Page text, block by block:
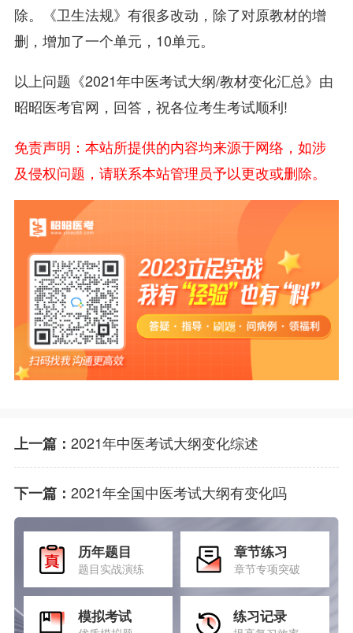
除。《卫生法规》有很多改动，除了对原教材的增
删，增加了一个单元，10单元。
以上问题《2021年中医考试大纲/教材变化汇总》由
昭昭医考官网，回答，祝各位考生考试顺利!
免责声明：本站所提供的内容均来源于网络，如涉
及侵权问题，请联系本站管理员予以更改或删除。
上一篇： 2021年中医考试大纲变化综述
下一篇： 2021年全国中医考试大纲有变化吗
历年题目
题目实战演练
章节练习
章节专项突破
模拟考试 练习记录